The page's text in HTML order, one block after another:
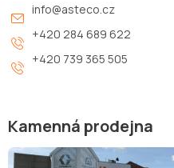
info@asteco.cz
+420 284 689 622
+420 739 365 505
Kamenná prodejna